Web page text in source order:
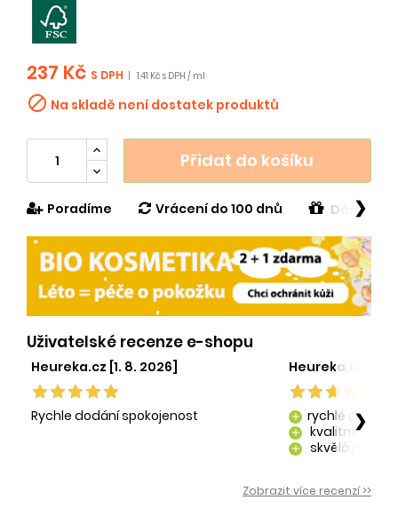
237 Kč S DPH 1.41 Kč s DPH / ml
 Na skladě není dostatek produktů
Přidat do košíku
Poradíme Vrácení do 100 dnů Dárek v
❯
Uživatelské recenze e-shopu
Heureka.cz [1. 8. 2026]
Rychle dodání spokojenost
Heureka.cz [29.
add rychlé dodání
add kvalitně
add skvělá péče o
❯
Zobrazit více recenzí >>